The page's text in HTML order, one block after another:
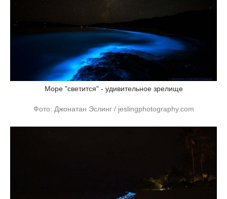
Море "светится" - удивительное зрелище
Фото: Джонатан Эслинг / jeslingphotography.com